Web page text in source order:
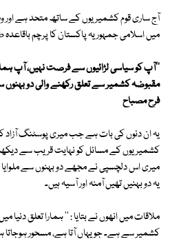
آج ساری قوم کشمیریوں کے ساتھ متحد ہے
میں اسلامی جمہوریہ پاکستان کا پرچم باقاعدہ
''آپ کو سیاسی لڑائیوں سے فرصت نہیں، آپ
مقبوضہ کشمیر سے تعلق رکھنے والی دو بہنوں
فرح مصباح
یہ ان دنوں کی بات ہے جب میری پوسٹنگ آزاد
کشمیریوں کے مسائل کو نہایت قریب سے
میری اس دلچسپی نے مجھے دو بہنوں سے
یہ دو بہنیں تھیں آمنہ اور آسیہ ہیں۔
ملاقات میں انھوں نے بتایا : '' ہمارا تعلق دنیا
کشمیر سے ہے۔ جو یہاں آتا ہے، مسحور ہوجاتا